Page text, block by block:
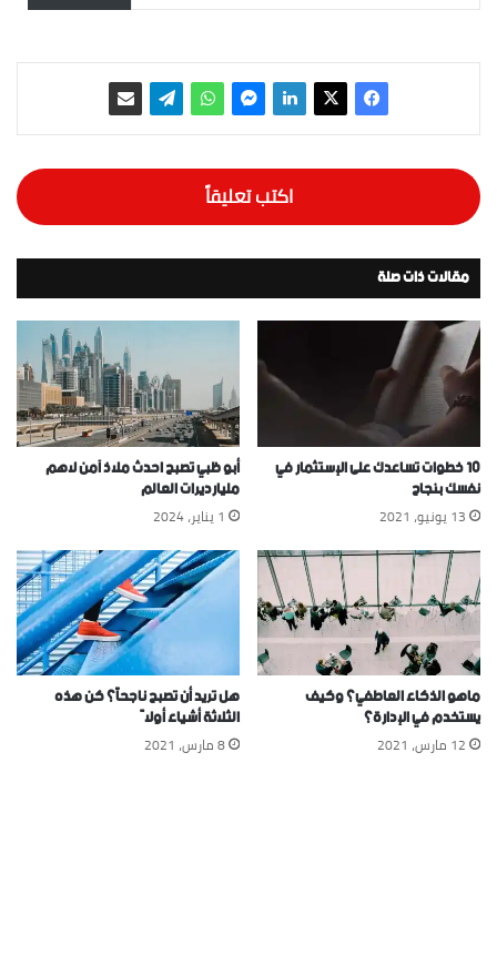
اكتب تعليقاً
مقالات ذات صلة
١٠ خطوات تساعدك على الإستثمار في
نفسك بنجاح
13 يونيو، 2021
أبو ظبي تصبح احدث ملاذ آمن لاهم
مليارديرات العالم
1 يناير، 2024
ماهو الذكاء العاطفي؟ وكيف
يستخدم في الإدارة؟
12 مارس، 2021
هل تريد أن تصبح ناجحاً؟ كن هذه
الثلاثة أشياء أولاً
8 مارس، 2021